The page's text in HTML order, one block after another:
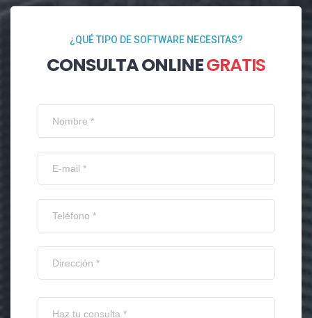
¿QUÉ TIPO DE SOFTWARE NECESITAS?
CONSULTA ONLINEGRATIS